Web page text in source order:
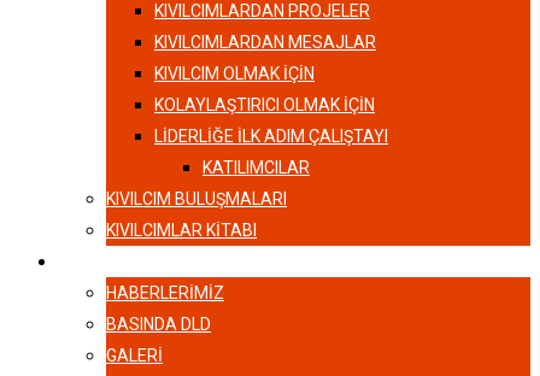
KIVILCIMLARDAN PROJELER
KIVILCIMLARDAN MESAJLAR
KIVILCIM OLMAK İÇİN
KOLAYLAŞTIRICI OLMAK İÇİN
LIDERLIĞE İLK ADIM ÇALIŞTAYI
KATILIMCILAR
KIVILCIM BULUŞMALARI
KIVILCIMLAR KITABI
HABERLERIMIZ
BASINDA DLD
GALERI